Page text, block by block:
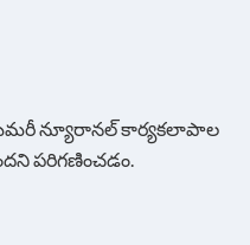
న్యూరానల్ కార్యకలాపాల
పరిగణించడం.